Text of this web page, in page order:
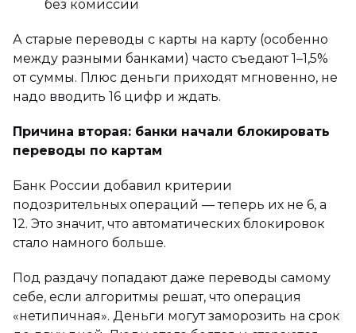
без комиссии
А старые переводы с карты на карту (особенно
между разными банками) часто съедают 1–1,5%
от суммы. Плюс деньги приходят мгновенно, не
надо вводить 16 цифр и ждать.
Причина вторая: банки начали блокировать
переводы по картам
Банк России добавил критерии
подозрительных операций — теперь их не 6, а
12. Это значит, что автоматических блокировок
стало намного больше.
Под раздачу попадают даже переводы самому
себе, если алгоритмы решат, что операция
«нетипичная». Деньги могут заморозить на срок